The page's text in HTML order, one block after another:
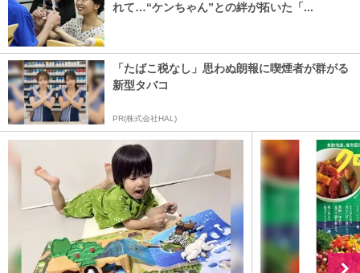
れて…“ケンちゃん”との絆が拓いた「...
「たばこ税なし」思わぬ朗報に喫煙者が群がる
新型タバコ
PR(株式会社HAL)